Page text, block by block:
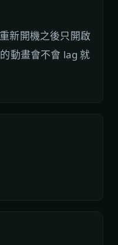
新開機之後只開啟
動畫會不會 lag 就